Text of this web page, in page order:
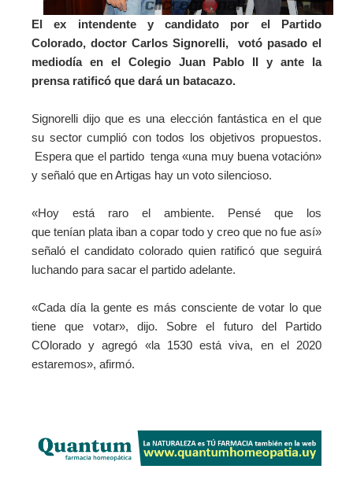
El ex intendente y candidato por el Partido
Colorado, doctor Carlos Signorelli, votó pasado el
mediodía en el Colegio Juan Pablo II y ante la
prensa ratificó que dará un batacazo.
Signorelli dijo que es una elección fantástica en el que
su sector cumplió con todos los objetivos propuestos.
Espera que el partido tenga «una muy buena votación»
y señaló que en Artigas hay un voto silencioso.
«Hoy está raro el ambiente. Pensé que los
que tenían plata iban a copar todo y creo que no fue así»
señaló el candidato colorado quien ratificó que seguirá
luchando para sacar el partido adelante.
«Cada día la gente es más consciente de votar lo que
tiene que votar», dijo. Sobre el futuro del Partido
COlorado y agregó «la 1530 está viva, en el 2020
estaremos», afirmó.